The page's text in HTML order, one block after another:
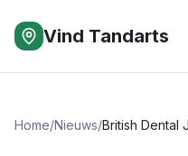
Vind Tandarts
Home/Nieuws/